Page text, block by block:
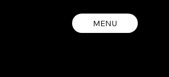
MENU